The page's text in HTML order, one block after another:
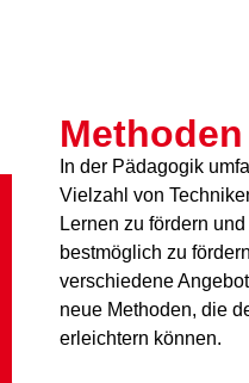
Methoden
In der Pädagogik
Vielzahl von
Lernen zu fördern
bestmöglich zu
verschiedene
neue Methoden, die
erleichtern können.